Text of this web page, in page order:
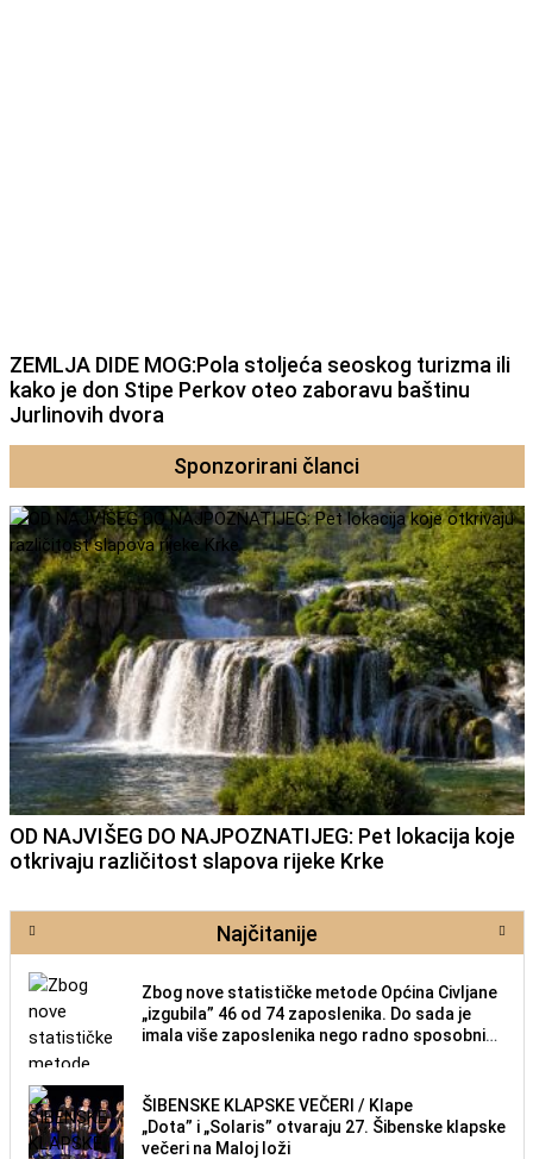
ZEMLJA DIDE MOG:Pola stoljeća seoskog turizma ili
kako je don Stipe Perkov oteo zaboravu baštinu
Jurlinovih dvora
Sponzorirani članci
OD NAJVIŠEG DO NAJPOZNATIJEG: Pet lokacija koje
otkrivaju različitost slapova rijeke Krke
Najčitanije
Zbog nove statističke metode Općina Civljane
„izgubila” 46 od 74 zaposlenika. Do sada je
imala više zaposlenika nego radno sposobnih
ŠIBENSKE KLAPSKE VEČERI / Klape
„Dota” i „Solaris” otvaraju 27. Šibenske klapske
večeri na Maloj loži